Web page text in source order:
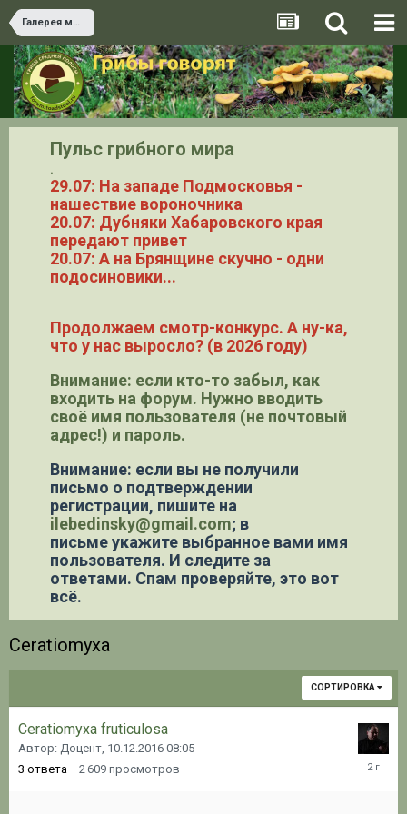
Галерея миксомицетов
Пульс грибного мира
.
29.07: На западе Подмосковья -
нашествие вороночника
20.07: Дубняки Хабаровского края
передают привет
20.07: А на Брянщине скучно - одни
подосиновики...
Продолжаем смотр-конкурс. А ну-ка,
что у нас выросло? (в 2026 году)
Внимание: если кто-то забыл, как
входить на форум. Нужно вводить
своё имя пользователя (не почтовый
адрес!) и пароль.
Внимание: если вы не получили
письмо о подтверждении
регистрации, пишите на
ilebedinsky@gmail.com; в
письме укажите выбранное вами имя
пользователя. И следите за
ответами. Спам проверяйте, это вот
всё.
Ceratiomyxa
СОРТИРОВКА
Ceratiomyxa fruticulosa
Автор: Доцент, 10.12.2016 08:05
3 ответа 2 609 просмотров